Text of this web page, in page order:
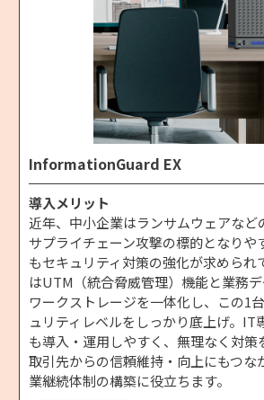
InformationGuard EX
導入メリット
近年、中小企業はランサムウェアなど
サプライチェーン攻撃の標的となりや
もセキュリティ対策の強化が求められ
はUTM（統合脅威管理）機能と業務
ワークストレージを一体化し、この1
ュリティレベルをしっかり底上げ。IT
も導入・運用しやすく、無理なく対策
取引先からの信頼維持・向上にもつな
業継続体制の構築に役立ちます。